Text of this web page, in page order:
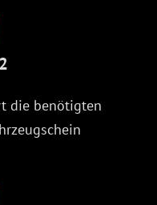
die benötigten